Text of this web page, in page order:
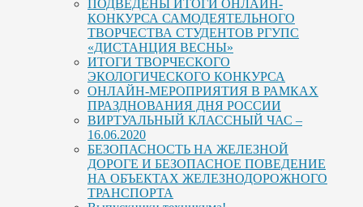
ПОДВЕДЕНЫ ИТОГИ ОНЛАЙН-
КОНКУРСА САМОДЕЯТЕЛЬНОГО
ТВОРЧЕСТВА СТУДЕНТОВ РГУПС
«ДИСТАНЦИЯ ВЕСНЫ»
ИТОГИ ТВОРЧЕСКОГО
ЭКОЛОГИЧЕСКОГО КОНКУРСА
ОНЛАЙН-МЕРОПРИЯТИЯ В РАМКАХ
ПРАЗДНОВАНИЯ ДНЯ РОССИИ
ВИРТУАЛЬНЫЙ КЛАССНЫЙ ЧАС –
16.06.2020
БЕЗОПАСНОСТЬ НА ЖЕЛЕЗНОЙ
ДОРОГЕ И БЕЗОПАСНОЕ ПОВЕДЕНИЕ
НА ОБЪЕКТАХ ЖЕЛЕЗНОДОРОЖНОГО
ТРАНСПОРТА